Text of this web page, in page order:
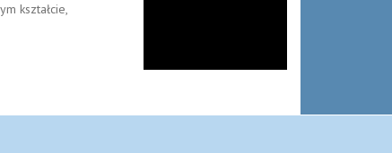
kształcie,